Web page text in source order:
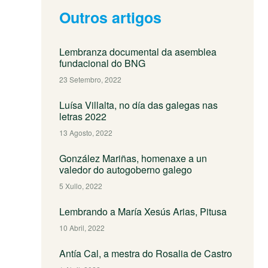
Outros artigos
Lembranza documental da asemblea
fundacional do BNG
23 Setembro, 2022
Luísa Villalta, no día das galegas nas
letras 2022
13 Agosto, 2022
González Mariñas, homenaxe a un
valedor do autogoberno galego
5 Xullo, 2022
Lembrando a María Xesús Arias, Pitusa
10 Abril, 2022
Antía Cal, a mestra do Rosalia de Castro